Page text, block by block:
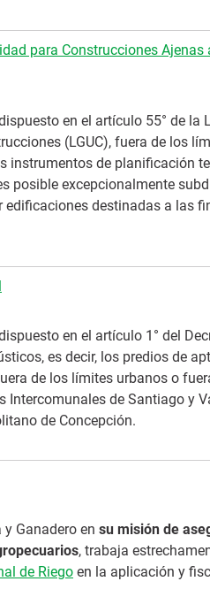
para Construcciones Ajenas
en el artículo 55° de la
(LGUC), fuera de los
instrumentos de planificación
posible excepcionalmente
edificaciones destinadas a las
en el artículo 1° del
es decir, los predios de
de los límites urbanos o
Intercomunales de Santiago y
de Concepción.
Ganadero en su misión de
, trabaja
de Riego en la aplicación y